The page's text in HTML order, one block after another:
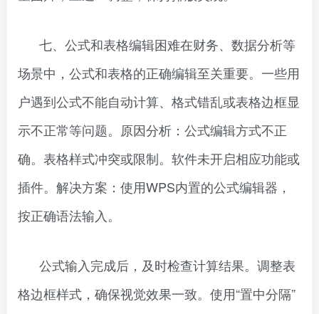
七、公式和表格编辑困难在财务、数据分析等
场景中，公式和表格的正确编辑至关重要。一些用
户遇到公式不能自动计算、格式错乱或表格边框显
示不正常等问题。原因分析：公式编辑方式不正
确。表格样式冲突或限制。软件未开启相应功能或
插件。解决方案：使用WPS内置的公式编辑器，
按正确语法输入。
公式输入完成后，及时检查计算结果。调整表
格边框样式，确保视觉效果一致。使用“置中分隔”